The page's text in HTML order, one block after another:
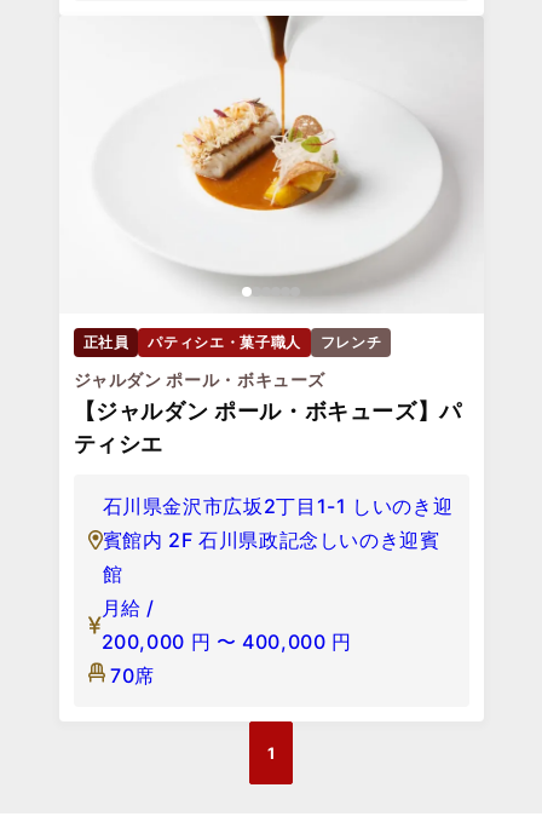
正社員 パティシエ・菓子職人 フレンチ
ジャルダン ポール・ボキューズ
【ジャルダン ポール・ボキューズ】パ
ティシエ
石川県金沢市広坂2丁目1-1 しいのき迎
賓館内 2F 石川県政記念しいのき迎賓
館
月給 /
200,000 円 〜 400,000 円
70席
1